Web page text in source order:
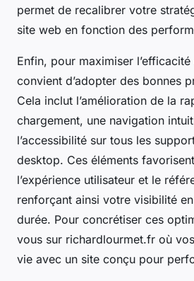
permet de recalibrer votre
site web en fonction des
Enfin, pour maximiser
convient d’adopter des bonnes
Cela inclut l’amélioration de la
chargement, une navigation
l’accessibilité sur tous les
desktop. Ces éléments
l’expérience utilisateur et le
renforçant ainsi votre visibilité
durée. Pour concrétiser ces
vous sur richardlourmet.fr où
vie avec un site conçu pour